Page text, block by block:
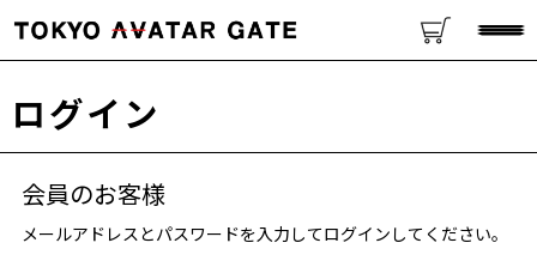
ログイン
会員のお客様
メールアドレスとパスワードを入力してログインしてください。